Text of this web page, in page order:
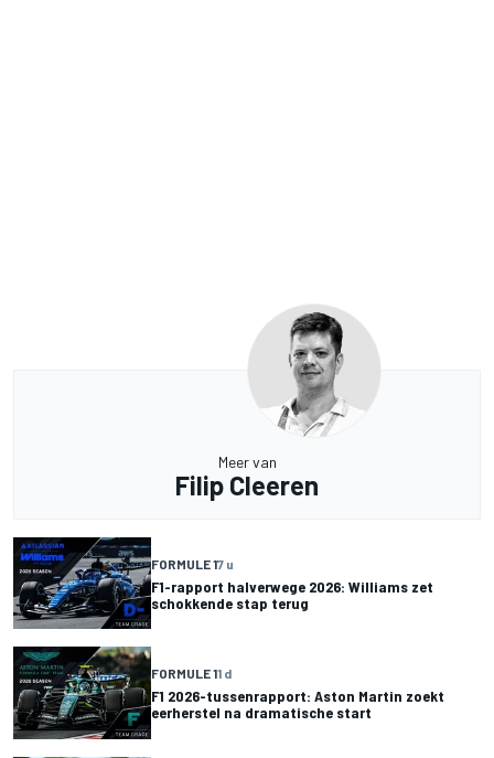
Meer van
Filip Cleeren
FORMULE 17 u
F1-rapport halverwege 2026: Williams zet
schokkende stap terug
FORMULE 11 d
F1 2026-tussenrapport: Aston Martin zoekt
eerherstel na dramatische start